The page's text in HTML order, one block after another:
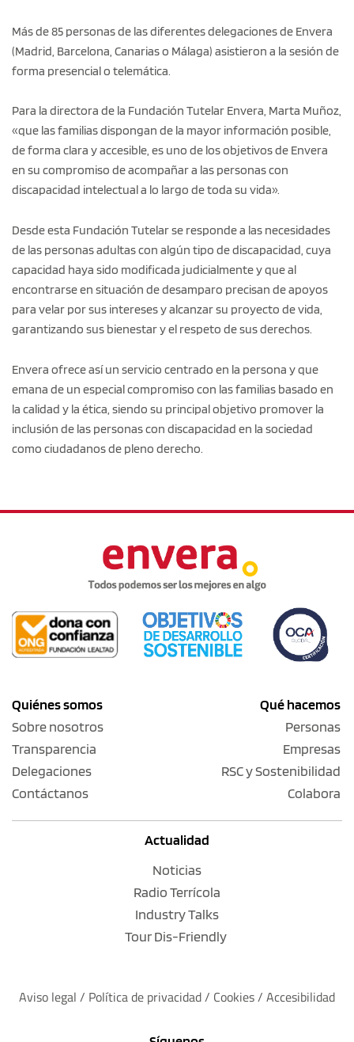
Más de 85 personas de las diferentes delegaciones de Envera
(Madrid, Barcelona, Canarias o Málaga) asistieron a la sesión de
forma presencial o telemática.
Para la directora de la Fundación Tutelar Envera, Marta Muñoz,
«que las familias dispongan de la mayor información posible,
de forma clara y accesible, es uno de los objetivos de Envera
en su compromiso de acompañar a las personas con
discapacidad intelectual a lo largo de toda su vida».
Desde esta Fundación Tutelar se responde a las necesidades
de las personas adultas con algún tipo de discapacidad, cuya
capacidad haya sido modificada judicialmente y que al
encontrarse en situación de desamparo precisan de apoyos
para velar por sus intereses y alcanzar su proyecto de vida,
garantizando sus bienestar y el respeto de sus derechos.
Envera ofrece así un servicio centrado en la persona y que
emana de un especial compromiso con las familias basado en
la calidad y la ética, siendo su principal objetivo promover la
inclusión de las personas con discapacidad en la sociedad
como ciudadanos de pleno derecho.
Quiénes somos
Sobre nosotros
Transparencia
Delegaciones
Contáctanos
Qué hacemos
Personas
Empresas
RSC y Sostenibilidad
Colabora
Actualidad
Noticias
Radio Terrícola
Industry Talks
Tour Dis-Friendly
Aviso legal / Política de privacidad / Cookies / Accesibilidad